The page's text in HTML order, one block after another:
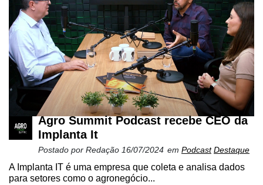
Agro Summit Podcast recebe CEO da
Implanta It
Postado por Redação 16/07/2024 em Podcast Destaque
A Implanta IT é uma empresa que coleta e analisa dados
para setores como o agronegócio...